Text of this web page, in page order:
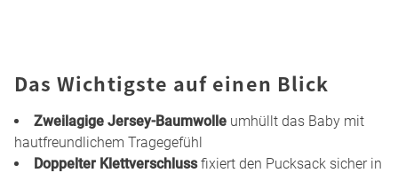
Das Wichtigste auf einen Blick
Zweilagige Jersey-Baumwolle umhüllt das Baby mit
hautfreundlichem Tragegefühl
Doppelter Klettverschlussfixiert den Pucksack sicher in